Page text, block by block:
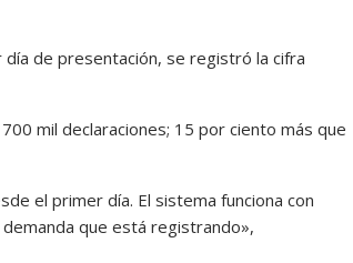
de presentación, se registró la cifra
mil declaraciones; 15 por ciento más que
el primer día. El sistema funciona con
que está registrando»,